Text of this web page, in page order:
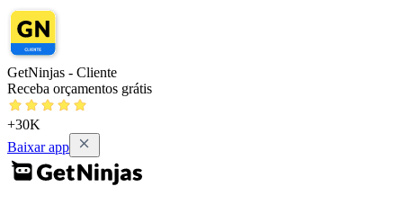
GetNinjas - Cliente
Receba orçamentos grátis
+30K
Baixar app